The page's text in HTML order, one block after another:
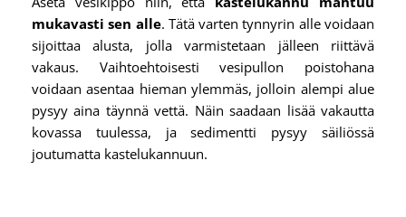
mukavasti sen alle. Tätä varten tynnyrin alle voidaan
sijoittaa alusta, jolla varmistetaan jälleen riittävä
vakaus. Vaihtoehtoisesti vesipullon poistohana
voidaan asentaa hieman ylemmäs, jolloin alempi alue
pysyy aina täynnä vettä. Näin saadaan lisää vakautta
kovassa tuulessa, ja sedimentti pysyy säiliössä
joutumatta kastelukannuun.